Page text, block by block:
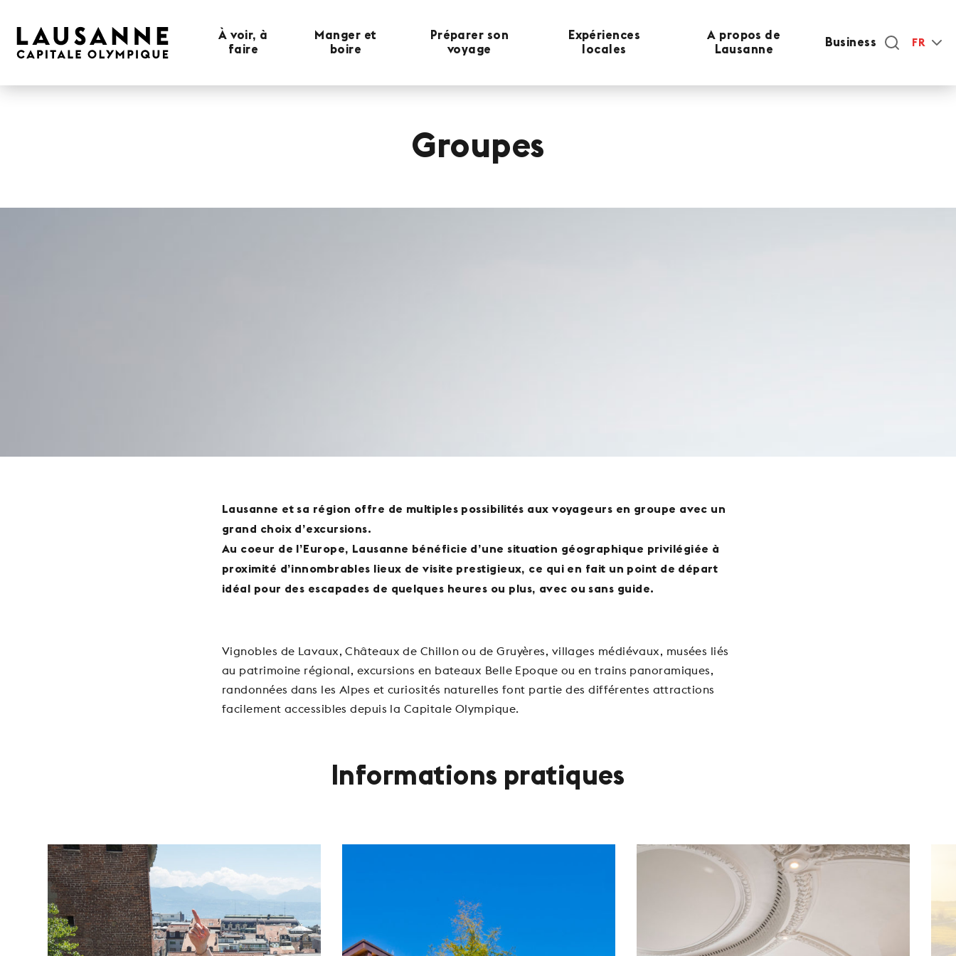
À voir, à
faire
Manger et
boire
Préparer son
voyage
Expériences
locales
A propos de
Lausanne
Business FR
Groupes
Lausanne et sa région offre de multiples possibilités aux voyageurs en groupe avec un
grand choix d’excursions.
Au coeur de l’Europe, Lausanne bénéficie d’une situation géographique privilégiée à
proximité d’innombrables lieux de visite prestigieux, ce qui en fait un point de départ
idéal pour des escapades de quelques heures ou plus, avec ou sans guide.
Vignobles de Lavaux, Châteaux de Chillon ou de Gruyères, villages médiévaux, musées liés
au patrimoine régional, excursions en bateaux Belle Epoque ou en trains panoramiques,
randonnées dans les Alpes et curiosités naturelles font partie des différentes attractions
facilement accessibles depuis la Capitale Olympique.
Informations pratiques